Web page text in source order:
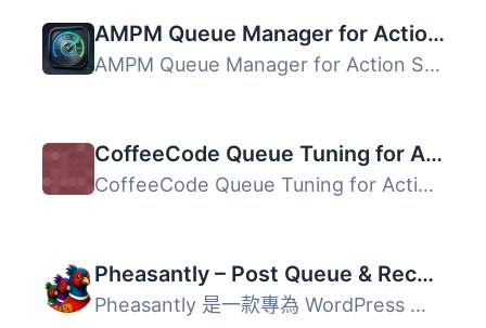
AMPM Queue Manager for Action Scheduler
AMPM Queue Manager for Action Scheduler 讓網站管理員能夠...
CoffeeCode Queue Tuning for Action Scheduler
CoffeeCode Queue Tuning for Action Scheduler 外掛旨在優化...
Pheasantly – Post Queue & Recurring Publishing Schedule
Pheasantly 是一款專為 WordPress 設計的外掛，能將發佈排程...